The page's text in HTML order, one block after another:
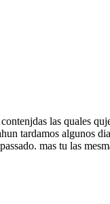
las quales
tardamos algunos
mas tu las